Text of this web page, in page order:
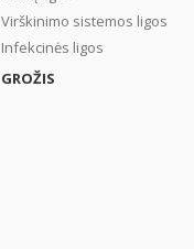
Virškinimo sistemos ligos
Infekcinės ligos
GROŽIS